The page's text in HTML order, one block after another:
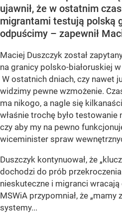
ujawnił, że w ostatnim
migrantami testują polską
odpuścimy – zapewnił
Maciej Duszczyk został
na granicy polsko-białoruskiej
W ostatnich dniach, czy nawet
widzimy pewne wzmożenie.
ma nikogo, a nagle się
właśnie trochę było testowanie
czy aby my na pewno
wiceminister spraw
Duszczyk kontynuował, że
dochodzi do prób
nieskuteczne i migranci wracają
MSWiA przypomniał, że „mamy
systemy...